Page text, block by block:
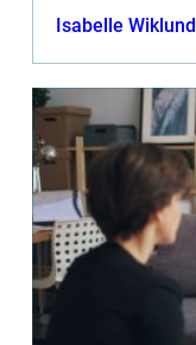
Isabelle Wiklund